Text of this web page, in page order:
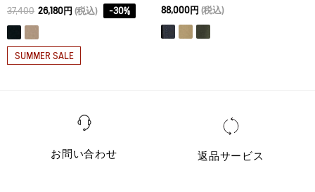
37,400 26,180円 (税込) -30%
SUMMER SALE
88,000円 (税込)
お問い合わせ 返品サービス